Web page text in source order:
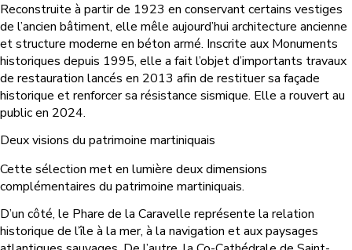
Reconstruite à partir de 1923 en conservant certains vestiges
de l’ancien bâtiment, elle mêle aujourd’hui architecture ancienne
et structure moderne en béton armé. Inscrite aux Monuments
historiques depuis 1995, elle a fait l’objet d’importants travaux
de restauration lancés en 2013 afin de restituer sa façade
historique et renforcer sa résistance sismique. Elle a rouvert au
public en 2024.
Deux visions du patrimoine martiniquais
Cette sélection met en lumière deux dimensions
complémentaires du patrimoine martiniquais.
D’un côté, le Phare de la Caravelle représente la relation
historique de l’île à la mer, à la navigation et aux paysages